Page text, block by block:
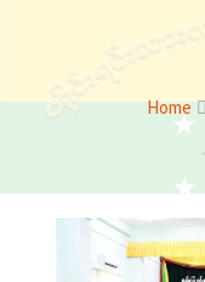
Home